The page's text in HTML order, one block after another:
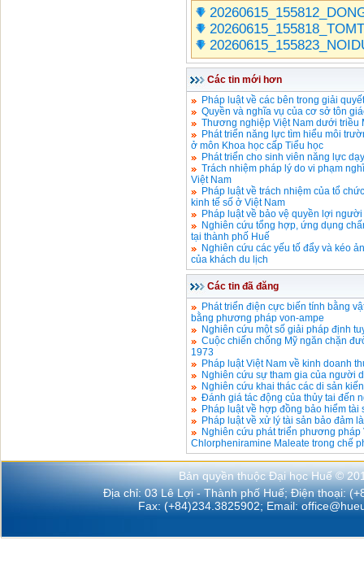
Các tin mới hơn
Pháp luật về các bên trong giải
Quyền và nghĩa vụ của cơ sở tôn
Thương nghiệp Việt Nam dưới triều
Phát triển năng lực tìm hiểu môi
ở môn Khoa học cấp Tiểu học
Phát triển cho sinh viên năng lực
Trách nhiệm pháp lý do vi phạm
Việt Nam
Pháp luật về trách nhiệm của tổ
kinh tế số ở Việt Nam
Pháp luật về bảo vệ quyền lợi
Nghiên cứu tổng hợp, ứng dụng
tại thành phố Huế
Nghiên cứu các yếu tố đẩy và kéo
của khách du lịch
Các tin đã đăng
Phát triển điện cực biến tính bằng
bằng phương pháp von-ampe
Nghiên cứu một số giải pháp định
Cuộc chiến chống Mỹ ngăn chặn
1973
Pháp luật Việt Nam về kinh doanh
Nghiên cứu sự tham gia của người
Nghiên cứu khai thác các di sản
Đánh giá tác động của thủy tai đến
Pháp luật về hợp đồng bảo hiểm tài
Pháp luật về xử lý tài sản bảo đảm
Nghiên cứu phát triển phương pháp
Chlorpheniramine Maleate trong chế
Bản quyền thuộc Đại học Huế ©
Địa chỉ: 03 Lê Lợi - Thành phố Huế; Điện thoại:
Fax: (+84)234.3825902; Email: